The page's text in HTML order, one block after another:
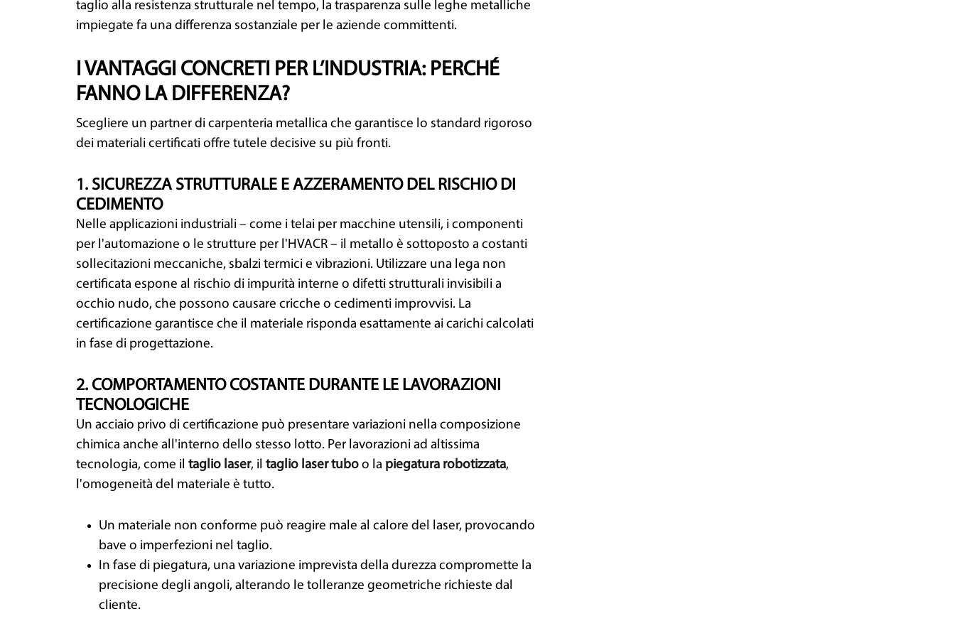
taglio alla resistenza strutturale nel tempo, la trasparenza sulle leghe metalliche
impiegate fa una differenza sostanziale per le aziende committenti.
I VANTAGGI CONCRETI PER L’INDUSTRIA: PERCHÉ
FANNO LA DIFFERENZA?
Scegliere un partner di carpenteria metallica che garantisce lo standard rigoroso
dei materiali certificati offre tutele decisive su più fronti.
1. SICUREZZA STRUTTURALE E AZZERAMENTO DEL RISCHIO DI
CEDIMENTO
Nelle applicazioni industriali – come i telai per macchine utensili, i componenti
per l'automazione o le strutture per l'HVACR – il metallo è sottoposto a costanti
sollecitazioni meccaniche, sbalzi termici e vibrazioni. Utilizzare una lega non
certificata espone al rischio di impurità interne o difetti strutturali invisibili a
occhio nudo, che possono causare cricche o cedimenti improvvisi. La
certificazione garantisce che il materiale risponda esattamente ai carichi calcolati
in fase di progettazione.
2. COMPORTAMENTO COSTANTE DURANTE LE LAVORAZIONI
TECNOLOGICHE
Un acciaio privo di certificazione può presentare variazioni nella composizione
chimica anche all'interno dello stesso lotto. Per lavorazioni ad altissima
tecnologia, come il taglio laser, il taglio laser tubo o la piegatura robotizzata,
l'omogeneità del materiale è tutto.
Un materiale non conforme può reagire male al calore del laser, provocando
bave o imperfezioni nel taglio.
In fase di piegatura, una variazione imprevista della durezza compromette la
precisione degli angoli, alterando le tolleranze geometriche richieste dal
cliente.